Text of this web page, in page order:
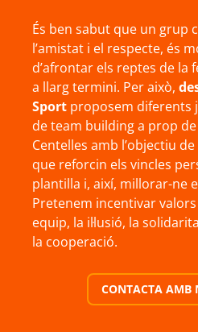
És ben sabut que un grup
l’amistat i el respecte, és
d’afrontar els reptes de la
a llarg termini. Per això,
Sport proposem diferents
de team building a prop
Centelles amb l’objectiu
que reforcin els vincles
plantilla i, així, millorar-ne
Pretenem incentivar
equip, la il·lusió, la
la cooperació.
CONTACTA AMB